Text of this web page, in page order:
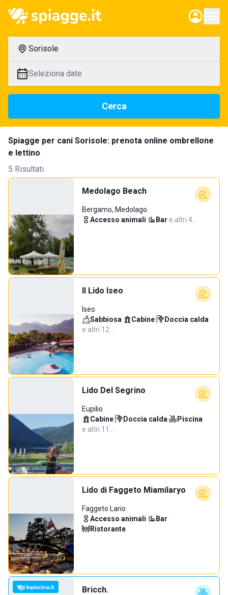
Sorisole
Seleziona date
Cerca
Spiagge per cani Sorisole: prenota online ombrellone
e lettino
5 Risultati
Medolago Beach
Bergamo, Medolago
Accesso animali· Bar·e altri 4…
Il Lido Iseo
Iseo
Sabbiosa· Cabine· Doccia calda·
e altri 12…
Lido Del Segrino
Eupilio
Cabine· Doccia calda· Piscina·
e altri 11…
Lido di Faggeto Miamilaryo
Faggeto Lario
Accesso animali· Bar·
Ristorante
Bricch.